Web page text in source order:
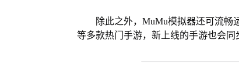
除此之外，MuMu模拟器还可流畅
等多款热门手游，新上线的手游也会同